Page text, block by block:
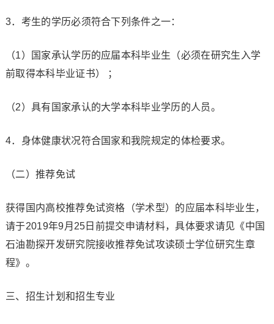
3．考生的学历必须符合下列条件之一：
（1）国家承认学历的应届本科毕业生（必须在研究生入学
前取得本科毕业证书） ；
（2）具有国家承认的大学本科毕业学历的人员。
4．身体健康状况符合国家和我院规定的体检要求。
（二）推荐免试
获得国内高校推荐免试资格（学术型）的应届本科毕业生，
请于2019年9月25日前提交申请材料，具体要求请见《中国
石油勘探开发研究院接收推荐免试攻读硕士学位研究生章
程》。
三、招生计划和招生专业